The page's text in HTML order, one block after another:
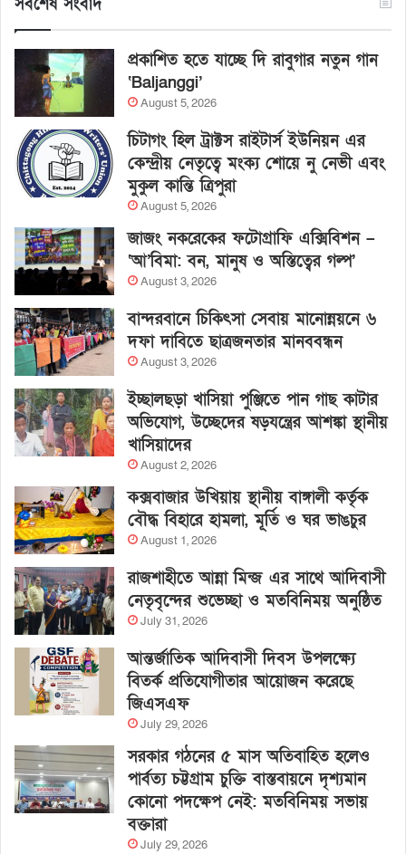
প্রকাশিত হতে যাচ্ছে দি রাবুগার নতুন গান
‘Baljanggi’
August 5, 2026
চিটাগং হিল ট্রাক্টস রাইটার্স ইউনিয়ন এর
কেন্দ্রীয় নেতৃত্বে মংক্য শোয়ে নু নেভী এবং
মুকুল কান্তি ত্রিপুরা
August 5, 2026
জাজং নকরেকের ফটোগ্রাফি এক্সিবিশন –
‘আ’বিমা: বন, মানুষ ও অস্তিত্বের গল্প’
August 3, 2026
বান্দরবানে চিকিৎসা সেবায় মানোন্নয়নে ৬
দফা দাবিতে ছাত্রজনতার মানববন্ধন
August 3, 2026
ইচ্ছালছড়া খাসিয়া পুঞ্জিতে পান গাছ কাটার
অভিযোগ, উচ্ছেদের ষড়যন্ত্রের আশঙ্কা স্থানীয়
খাসিয়াদের
August 2, 2026
কক্সবাজার উখিয়ায় স্থানীয় বাঙ্গালী কর্তৃক
বৌদ্ধ বিহারে হামলা, মূর্তি ও ঘর ভাঙচুর
August 1, 2026
রাজশাহীতে আন্না মিন্জ এর সাথে আদিবাসী
নেতৃবৃন্দের শুভেচ্ছা ও মতবিনিময় অনুষ্ঠিত
July 31, 2026
আন্তর্জাতিক আদিবাসী দিবস উপলক্ষ্যে
বিতর্ক প্রতিযোগীতার আয়োজন করেছে
জিএসএফ
July 29, 2026
সরকার গঠনের ৫ মাস অতিবাহিত হলেও
পার্বত্য চট্টগ্রাম চুক্তি বাস্তবায়নে দৃশ্যমান
কোনো পদক্ষেপ নেই: মতবিনিময় সভায়
বক্তারা
July 29, 2026